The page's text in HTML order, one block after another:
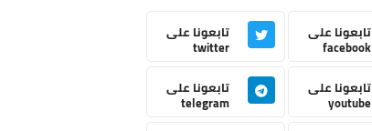
تابعونا على
facebook
تابعونا على
twitter
تابعونا على
youtube
تابعونا على
telegram